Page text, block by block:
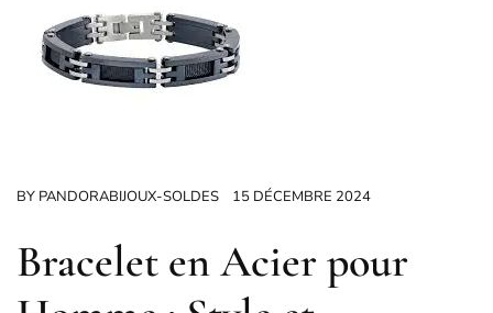
BY PANDORABIJOUX-SOLDES 15 DÉCEMBRE 2024
Bracelet en Acier pour